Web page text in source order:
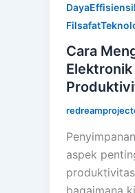
Cara
aspek